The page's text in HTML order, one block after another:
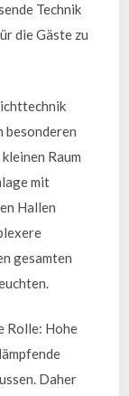
Technik
die Gäste zu
besonderen
Raum
mit
Hallen
gesamten
Rolle: Hohe
Daher